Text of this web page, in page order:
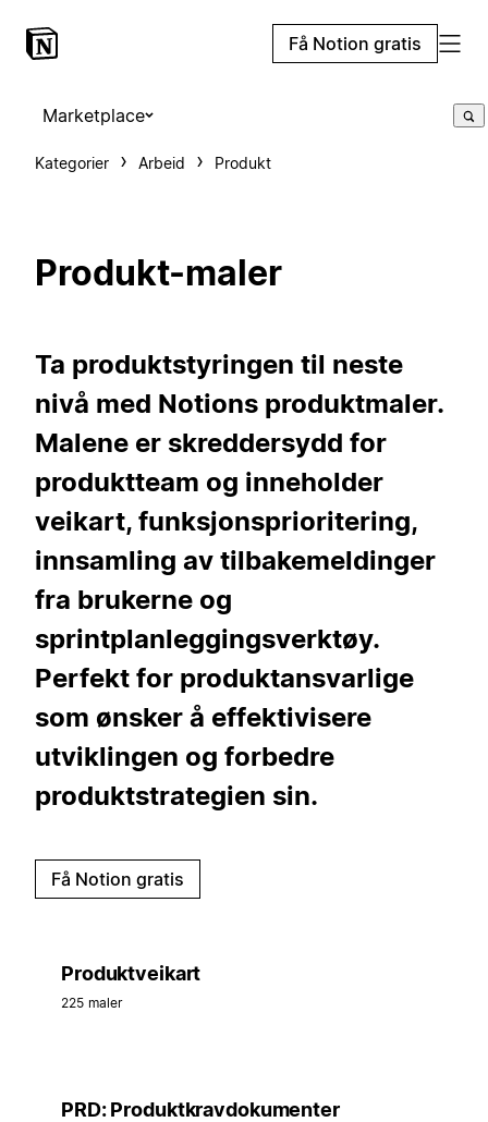
Få Notion gratis
Marketplace
Kategorier Arbeid Produkt
Produkt-maler
Ta produktstyringen til neste
nivå med Notions produktmaler.
Malene er skreddersydd for
produktteam og inneholder
veikart, funksjonsprioritering,
innsamling av tilbakemeldinger
fra brukerne og
sprintplanleggingsverktøy.
Perfekt for produktansvarlige
som ønsker å effektivisere
utviklingen og forbedre
produktstrategien sin.
Få Notion gratis
Produktveikart
225 maler
PRD: Produktkravdokumenter